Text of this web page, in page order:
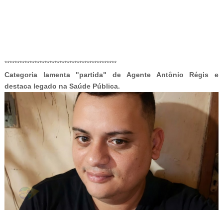
*********************************************
Categorialamenta "partida" de Agente Antônio Régis e
destaca legado na Saúde Pública.